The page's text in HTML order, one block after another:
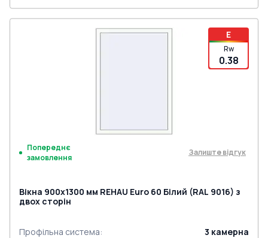
E
Rw
0.38
Попереднє
замовлення
Залиште відгук
Вікна 900x1300 мм REHAU Euro 60 Білий (RAL 9016) з
двох сторін
Профільна система: 3 камерна